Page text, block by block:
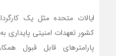
ایالات متحده مثل یک
کشور تعهدات امنیتی پایداری
پارامترهای قابل قبول